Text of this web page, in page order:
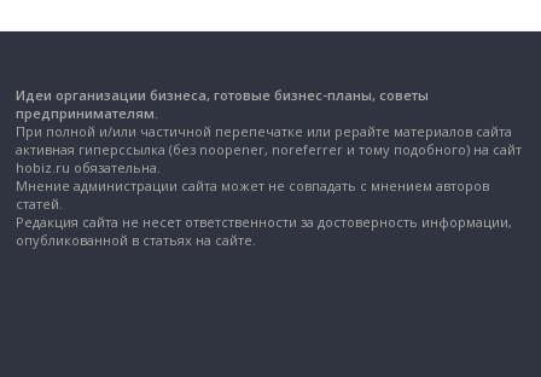
Идеи организации бизнеса, готовые бизнес-планы, советы
предпринимателям.
При полной и/или частичной перепечатке или рерайте материалов сайта
активная гиперссылка (без noopener, noreferrer и тому подобного) на сайт
hobiz.ru обязательна.
Мнение администрации сайта может не совпадать с мнением авторов
статей.
Редакция сайта не несет ответственности за достоверность информации,
опубликованной в статьях на сайте.